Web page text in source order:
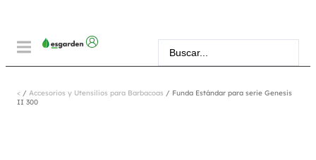
< / Accesorios y Utensilios para Barbacoas / Funda Estándar para serie Genesis
II 300